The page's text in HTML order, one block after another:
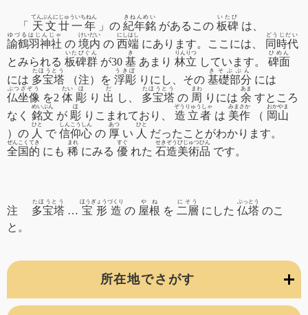
所在地でさがす
「 天文廿一年
てんぶんにじゅういちねん
」の 紀年銘
きねんめい
があるこの 板碑
いたび
は、
諭鶴羽神社
ゆづるはじんじゃ
の 境内
けいだい
の 西端
にしはし
にあります。ここには、 同時代
どうじだい
とみられる 板碑群
いたびぐん
が30 基
き
あまり 林立
りんりつ
しています。 碑面
ひめん
には 多宝塔
たほうとう
（注）を 浮彫
うきぼ
りにし、その 基礎部分
きそぶぶん
には
仏坐像
ぶつざぞう
を2 体
たい
彫
ほ
り 出
だ
し、 多宝塔
たほうとう
の 周
まわ
りには 余
あま
すところ
なく 銘文
めいぶん
が 彫
ほ
りこまれており、 造立者
ぞうりゅうしゃ
は 美作
みまさか
（ 岡山
おかやま
）の 人
ひと
で 信仰心
しんこうしん
の 厚
あつ
い 人
ひと
だったことがわかります。
全国的
ぜんこくてき
にも 稀
まれ
にみる 優
すぐ
れた 石造美術品
せきぞうびじゅつひん
です。
注 多宝塔
たほうとう
… 宝形造
ほうぎょうづくり
の 屋根
やね
を 二層
にそう
にした 仏塔
ぶっとう
のこ
と。